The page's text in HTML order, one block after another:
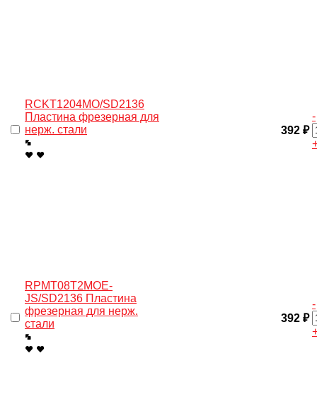
RCKT1204MO/SD2136
Пластина фрезерная для
нерж. cтали
392 ₽
-
RPMT08T2MOE-
JS/SD2136 Пластина
фрезерная для нерж.
cтали
392 ₽
-